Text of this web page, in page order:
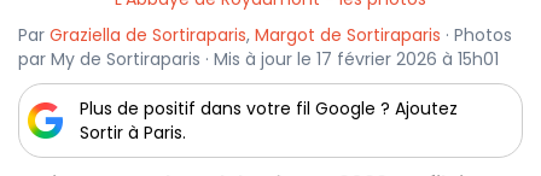
Par Graziella de Sortiraparis, Margot de Sortiraparis · Photos
par My de Sortiraparis · Mis à jour le 17 février 2026 à 15h01
Plus de positif dans votre fil Google ? Ajoutez
Sortir à Paris.